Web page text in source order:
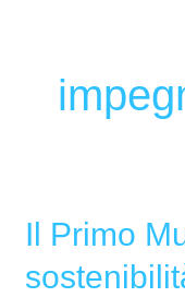
Il Primo
Il
Municipio